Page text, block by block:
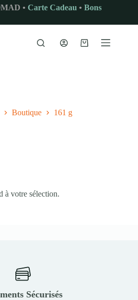
• Carte Cadeau • Bons
Panier
Boutique 161 g
à votre sélection.
Sécurisés